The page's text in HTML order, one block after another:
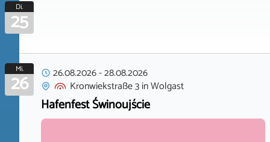
Di.
25
Mi.
26 26.08.2026-28.08.2026
Kronwiekstraße 3inWolgast
Hafenfest Świnoujście